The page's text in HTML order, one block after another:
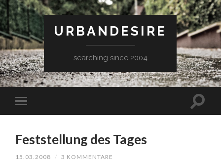
URBANDESIRE
searching since 2004
Feststellung des Tages
15.03.2008 / 3 KOMMENTARE